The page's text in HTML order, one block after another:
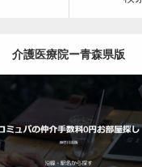
介護医療院ー青森県版
更新日： 2023.03.09